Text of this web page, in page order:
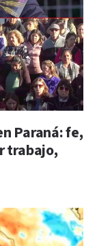
Paraná: fe,
trabajo,